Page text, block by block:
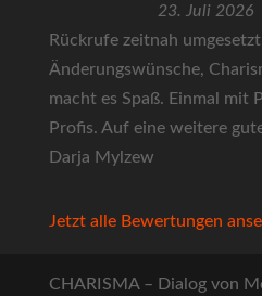
23. Juli 2026
Rückrufe zeitnah
Änderungswünsche,
macht es Spaß. Einmal mit
Profis. Auf eine weitere
Darja Mylzew
Jetzt alle Bewertungen
CHARISMA – Dialog von